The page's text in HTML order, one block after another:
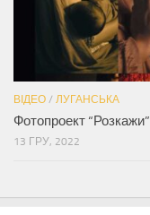
ВІДЕО / ЛУГАНСЬКА
Фотопроект “Розкажи”
13 ГРУ, 2022